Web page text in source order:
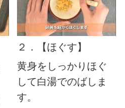
２．【ほぐす】
黄身をしっかりほぐ
して白湯でのばしま
す。